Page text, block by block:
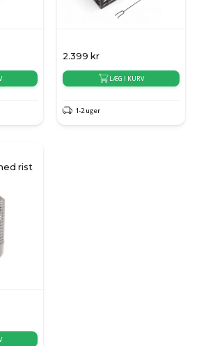
2.399 kr
LÆG I KURV
1-2 uger
rist